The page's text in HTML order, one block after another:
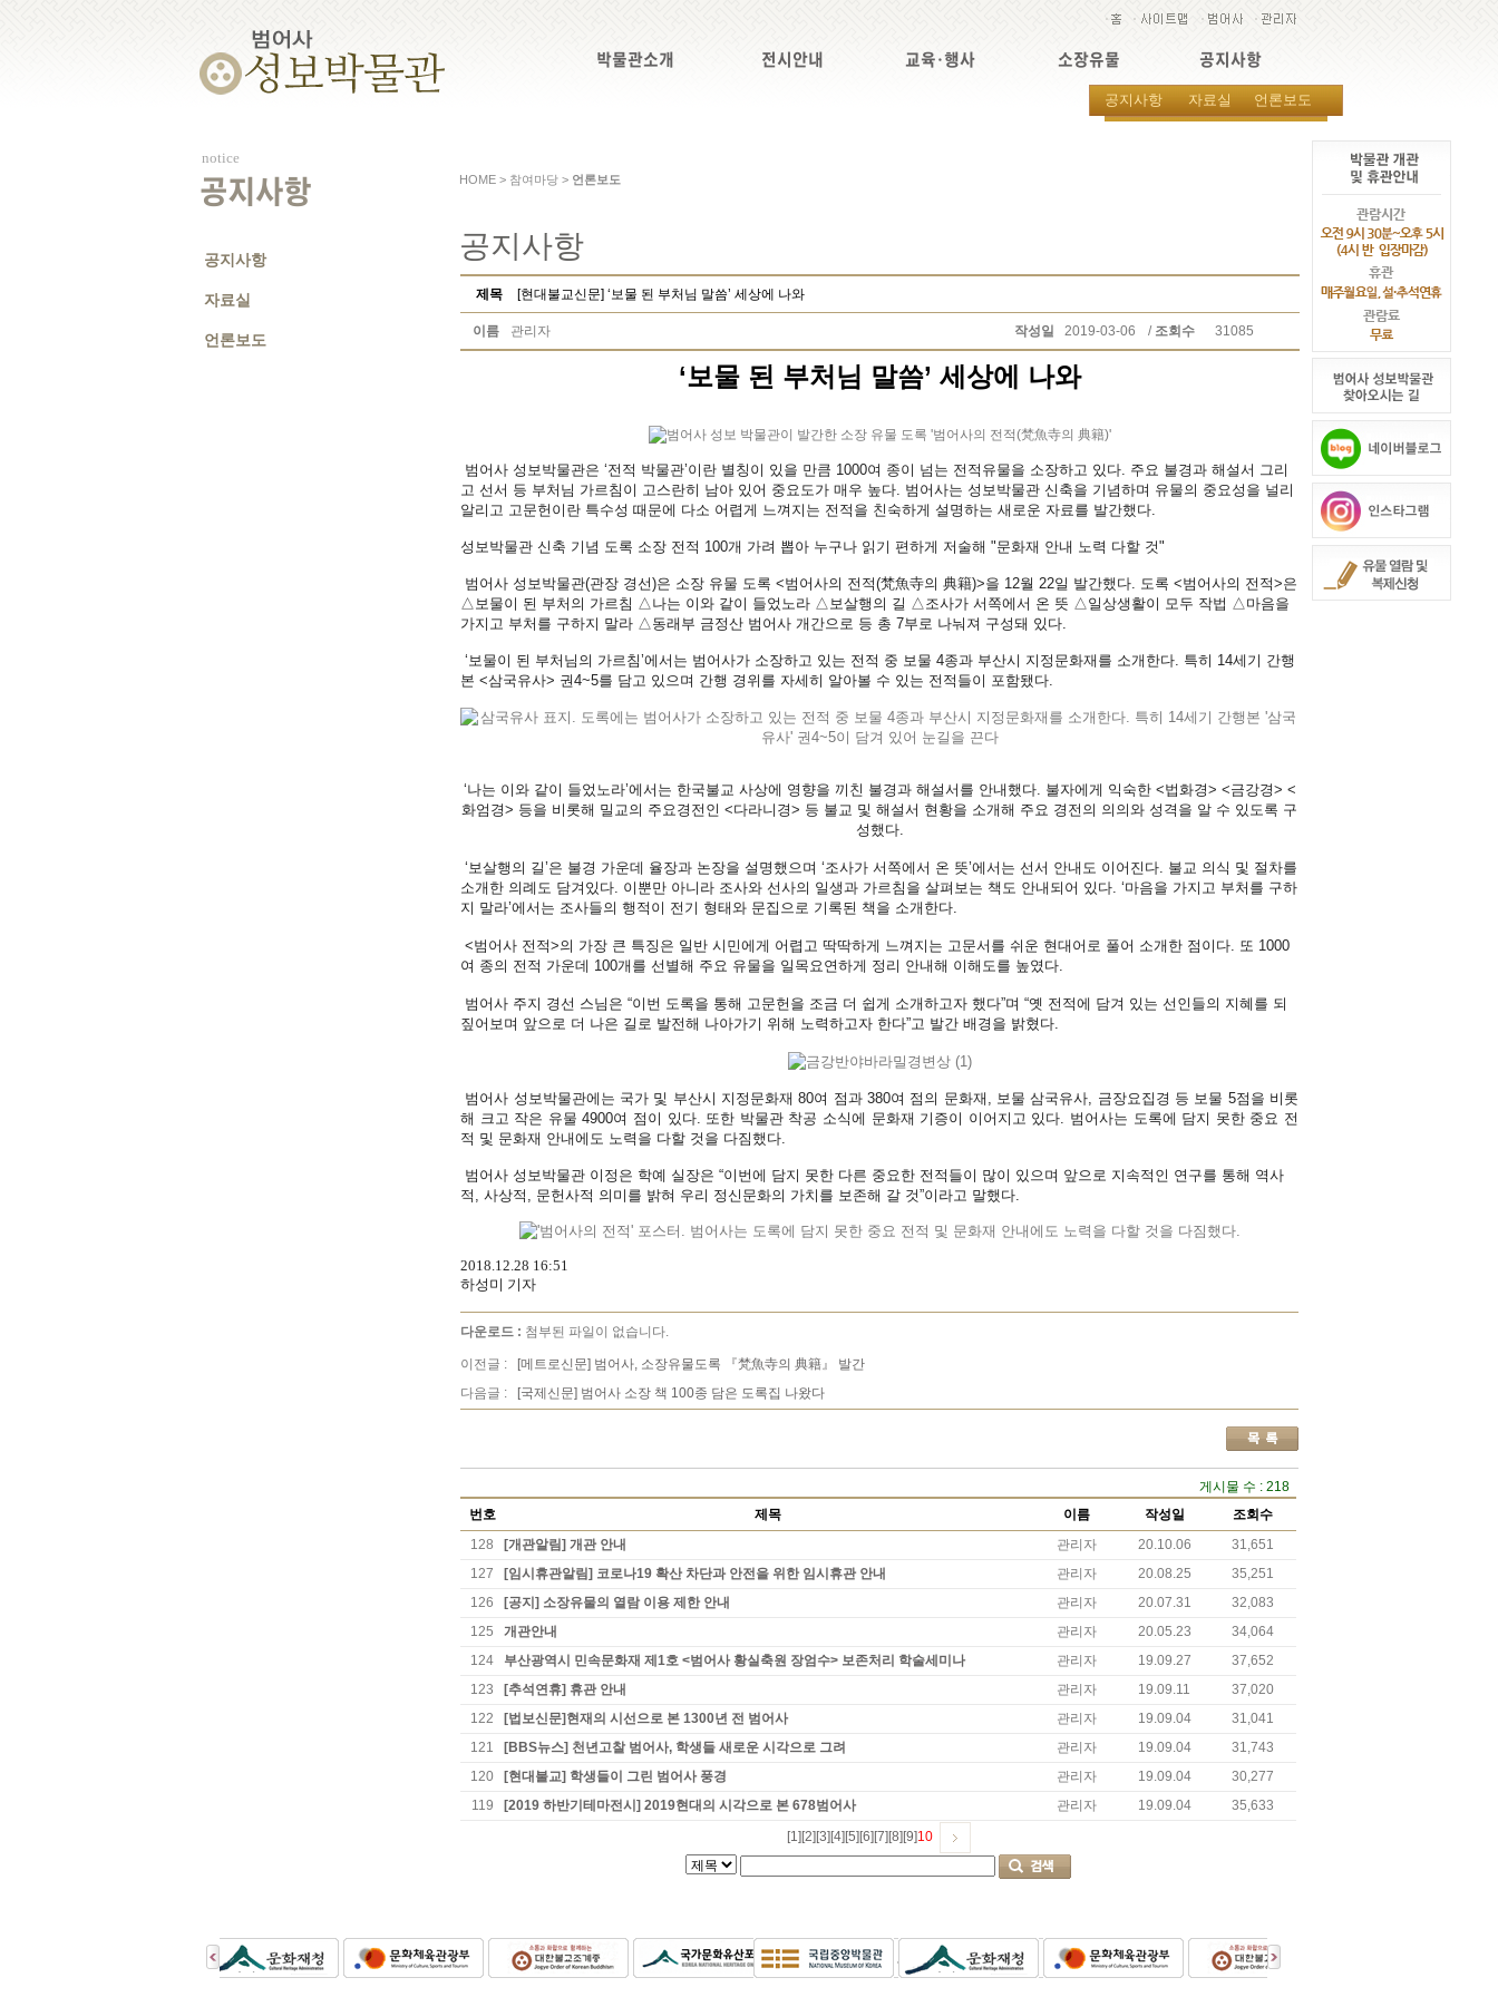
박물관소개 전시안내 교육·행사 소장유물 공지사항
공지사항 자료실 언론보도
notice
공지사항
공지사항
자료실
언론보도
HOME > 참여마당 > 언론보도
공지사항
제목 [현대불교신문] ‘보물 된 부처님 말씀’ 세상에 나와
이름 관리자 작성일 2019-03-06 / 조회수 31085
‘보물 된 부처님 말씀’ 세상에 나와
범어사 성보박물관은 ‘전적 박물관’이란 별칭이 있을 만큼 1000여 종이 넘는 전적유물을 소장하고 있다. 주요 불경과 해설서 그리
고 선서 등 부처님 가르침이 고스란히 남아 있어 중요도가 매우 높다. 범어사는 성보박물관 신축을 기념하며 유물의 중요성을 널리
알리고 고문헌이란 특수성 때문에 다소 어렵게 느껴지는 전적을 친숙하게 설명하는 새로운 자료를 발간했다.
성보박물관 신축 기념 도록 소장 전적 100개 가려 뽑아 누구나 읽기 편하게 저술해 "문화재 안내 노력 다할 것"
범어사 성보박물관(관장 경선)은 소장 유물 도록 <범어사의 전적(梵魚寺의 典籍)>을 12월 22일 발간했다. 도록 <범어사의 전적>은
△보물이 된 부처의 가르침 △나는 이와 같이 들었노라 △보살행의 길 △조사가 서쪽에서 온 뜻 △일상생활이 모두 작법 △마음을
가지고 부처를 구하지 말라 △동래부 금정산 범어사 개간으로 등 총 7부로 나눠져 구성돼 있다.
‘보물이 된 부처님의 가르침’에서는 범어사가 소장하고 있는 전적 중 보물 4종과 부산시 지정문화재를 소개한다. 특히 14세기 간행
본 <삼국유사> 권4~5를 담고 있으며 간행 경위를 자세히 알아볼 수 있는 전적들이 포함됐다.
‘나는 이와 같이 들었노라’에서는 한국불교 사상에 영향을 끼친 불경과 해설서를 안내했다. 불자에게 익숙한 <법화경> <금강경> <
화엄경> 등을 비롯해 밀교의 주요경전인 <다라니경> 등 불교 및 해설서 현황을 소개해 주요 경전의 의의와 성격을 알 수 있도록 구
성했다.
‘보살행의 길’은 불경 가운데 율장과 논장을 설명했으며 ‘조사가 서쪽에서 온 뜻’에서는 선서 안내도 이어진다. 불교 의식 및 절차를
소개한 의례도 담겨있다. 이뿐만 아니라 조사와 선사의 일생과 가르침을 살펴보는 책도 안내되어 있다. ‘마음을 가지고 부처를 구하
지 말라’에서는 조사들의 행적이 전기 형태와 문집으로 기록된 책을 소개한다.
<범어사 전적>의 가장 큰 특징은 일반 시민에게 어렵고 딱딱하게 느껴지는 고문서를 쉬운 현대어로 풀어 소개한 점이다. 또 1000
여 종의 전적 가운데 100개를 선별해 주요 유물을 일목요연하게 정리 안내해 이해도를 높였다.
범어사 주지 경선 스님은 “이번 도록을 통해 고문헌을 조금 더 쉽게 소개하고자 했다”며 “옛 전적에 담겨 있는 선인들의 지혜를 되
짚어보며 앞으로 더 나은 길로 발전해 나아가기 위해 노력하고자 한다”고 발간 배경을 밝혔다.
범어사 성보박물관에는 국가 및 부산시 지정문화재 80여 점과 380여 점의 문화재, 보물 삼국유사, 금장요집경 등 보물 5점을 비롯
해 크고 작은 유물 4900여 점이 있다. 또한 박물관 착공 소식에 문화재 기증이 이어지고 있다. 범어사는 도록에 담지 못한 중요 전
적 및 문화재 안내에도 노력을 다할 것을 다짐했다.
범어사 성보박물관 이정은 학예 실장은 “이번에 담지 못한 다른 중요한 전적들이 많이 있으며 앞으로 지속적인 연구를 통해 역사
적, 사상적, 문헌사적 의미를 밝혀 우리 정신문화의 가치를 보존해 갈 것”이라고 말했다.
2018.12.28 16:51
하성미 기자
다운로드 : 첨부된 파일이 없습니다.
이전글 :
[메트로신문] 범어사, 소장유물도록 『梵魚寺의 典籍』 발간
다음글 :
[국제신문] 범어사 소장 책 100종 담은 도록집 나왔다
게시물 수 : 218
번호
제목 이름 작성일
조회수
128
[개관알림] 개관 안내 관리자 20.10.06
31,651
127
[임시휴관알림] 코로나19 확산 차단과 안전을 위한 임시휴관 안내 관리자 20.08.25
35,251
126
[공지] 소장유물의 열람 이용 제한 안내 관리자 20.07.31
32,083
125
개관안내 관리자 20.05.23
34,064
124
부산광역시 민속문화재 제1호 <범어사 황실축원 장엄수> 보존처리 학술세미나 관리자 19.09.27
37,652
123
[추석연휴] 휴관 안내 관리자 19.09.11
37,020
122
[법보신문]현재의 시선으로 본 1300년 전 범어사 관리자 19.09.04
31,041
121
[BBS뉴스] 천년고찰 범어사, 학생들 새로운 시각으로 그려 관리자 19.09.04
31,743
120
[현대불교] 학생들이 그린 범어사 풍경 관리자 19.09.04
30,277
119
[2019 하반기테마전시] 2019현대의 시각으로 본 678범어사 관리자 19.09.04 35,633
[1] [2] [3] [4] [5] [6] [7] [8] [9]10